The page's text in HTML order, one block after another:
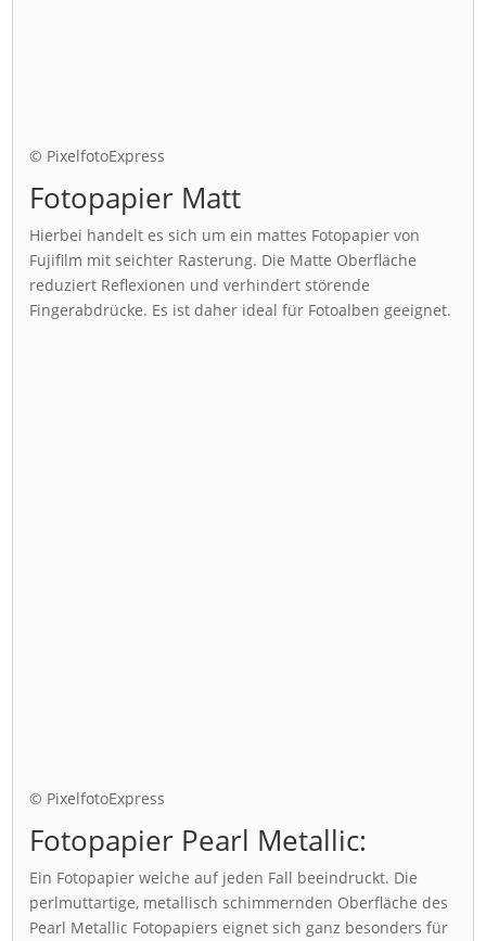
© PixelfotoExpress
Fotopapier Matt
Hierbei handelt es sich um ein mattes Fotopapier von
Fujifilm mit seichter Rasterung. Die Matte Oberfläche
reduziert Reflexionen und verhindert störende
Fingerabdrücke. Es ist daher ideal für Fotoalben geeignet.
© PixelfotoExpress
Fotopapier Pearl Metallic:
Ein Fotopapier welche auf jeden Fall beeindruckt. Die
perlmuttartige, metallisch schimmernden Oberfläche des
Pearl Metallic Fotopapiers eignet sich ganz besonders für